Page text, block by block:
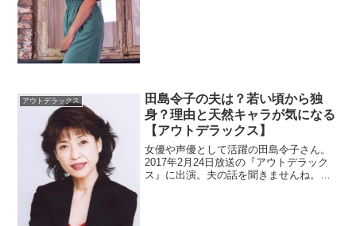
アウトデラックス
田島令子の夫は？若い頃から独
身？理由と天然キャラが気になる
【アウトデラックス】
女優や声優として活躍の田島令子さん。
2017年2月24日放送の『アウトデラック
ス』に出演。夫の話を聞きませんね。若